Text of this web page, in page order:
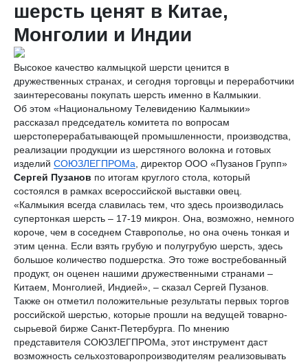
шерсть ценят в Китае,
Монголии и Индии
Высокое качество калмыцкой шерсти ценится в
дружественных странах, и сегодня торговцы и переработчики
заинтересованы покупать шерсть именно в Калмыкии.
Об этом «Национальному Телевидению Калмыкии»
рассказал председатель комитета по вопросам
шерстоперерабатывающей промышленности, производства,
реализации продукции из шерстяного волокна и готовых
изделий СОЮЗЛЕГПРОМа , директор ООО «Пузанов Групп»
Сергей Пузанов по итогам круглого стола, который
состоялся в рамках всероссийской выставки овец.
«Калмыкия всегда славилась тем, что здесь производилась
супертонкая шерсть – 17-19 микрон. Она, возможно, немного
короче, чем в соседнем Ставрополье, но она очень тонкая и
этим ценна. Если взять грубую и полугрубую шерсть, здесь
большое количество подшерстка. Это тоже востребованный
продукт, он оценен нашими дружественными странами –
Китаем, Монголией, Индией», – сказал Сергей Пузанов.
Также он отметил положительные результаты первых торгов
российской шерстью, которые прошли на ведущей товарно-
сырьевой бирже Санкт-Петербурга. По мнению
представителя СОЮЗЛЕГПРОМа, этот инструмент даст
возможность сельхозтоваропроизводителям реализовывать